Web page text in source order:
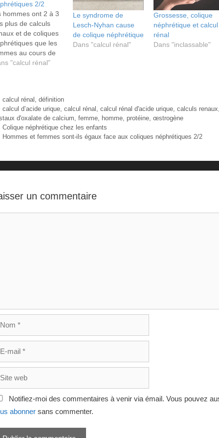
2/2
hommes ont 2 à 3
plus de calculs
et de coliques
que les
au cours de
vie. Cependant
"calcul rénal"
Le syndrome de
Lesch-Nyhan cause
de colique néphrétique
Dans "calcul rénal"
Grossesse, colique
néphrétique et calcul
rénal
Dans "inclassable"
Catégories
calcul rénal
définition
Étiquettes
calcul d’acide urique, calcul rénal calcul rénal d'acide urique, calculs renaux
d'oxalate de calcium femme homme protéine œstrogène
Colique néphrétique chez les enfants
Hommes et femmes sont-ils égaux face aux coliques néphrétiques 2/2
un commentaire
Notifiez-moi des commentaires à venir via émail. Vous pouvez
abonner sans commenter.